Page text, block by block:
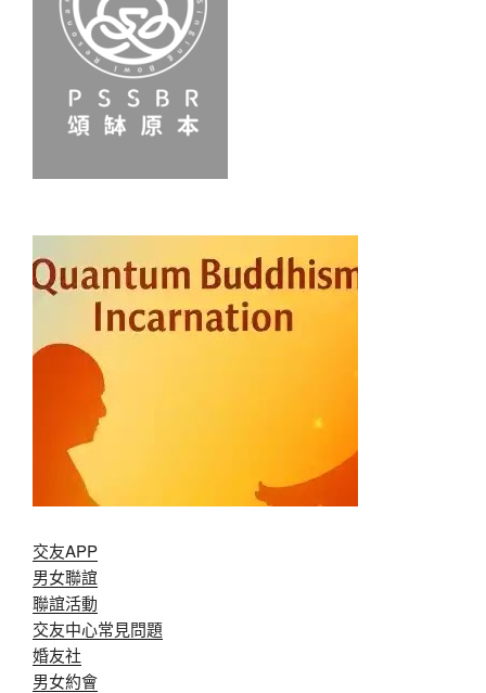
交友APP
男女聯誼
聯誼活動
交友中心常見問題
婚友社
男女約會